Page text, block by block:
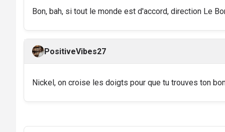
Bon, bah, si tout le monde est d'accord, direction Le
PositiveVibes27
Nickel, on croise les doigts pour que tu trouves ton